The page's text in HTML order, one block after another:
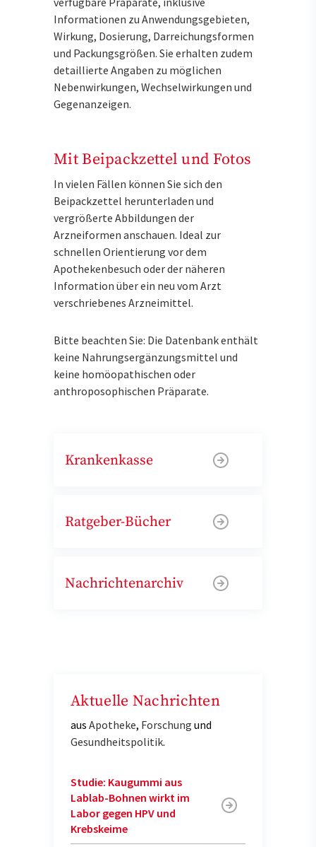
Informationen zu Anwendungsgebieten,
Wirkung, Dosierung, Darreichungsformen
und Packungsgrößen. Sie erhalten zudem
detaillierte Angaben zu möglichen
Nebenwirkungen, Wechselwirkungen und
Gegenanzeigen.
Mit Beipackzettel und Fotos
In vielen Fällen können Sie sich den
Beipackzettel herunterladen und
vergrößerte Abbildungen der
Arzneiformen anschauen. Ideal zur
schnellen Orientierung vor dem
Apothekenbesuch oder der näheren
Information über ein neu vom Arzt
verschriebenes Arzneimittel.
Bitte beachten Sie: Die Datenbank enthält
keine Nahrungsergänzungsmittel und
keine homöopathischen oder
anthroposophischen Präparate.
Krankenkasse
Ratgeber-Bücher
Nachrichtenarchiv
Aktuelle Nachrichten
aus Apotheke, Forschung und
Gesundheitspolitik.
Studie: Kaugummi aus
Lablab-Bohnen wirkt im
Labor gegen HPV und
Krebskeime